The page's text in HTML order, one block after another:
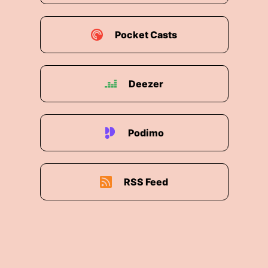
Menschheit.
00:01:48: Das Motto dieses Jahr der Republik ist
ja auch Never Gonna Give You Up und das habe
ich dann so ein bisschen verlängert in Never
Gonna give you up humanity Fragezeichen.
auf oder sind wir schon verloren?
00:02:00: Und ich glaube auch dieser Frage
widme ich und bin ja ganz erstaunlich, weil es
mir wahrscheinlich wegnehmen dürfen.
Pocket Casts
Deezer
Podimo
RSS Feed